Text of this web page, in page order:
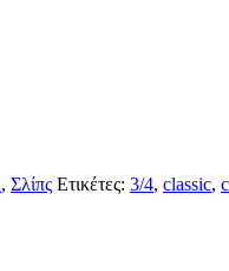
, Σλίπς Ετικέτες: 3/4, classic,